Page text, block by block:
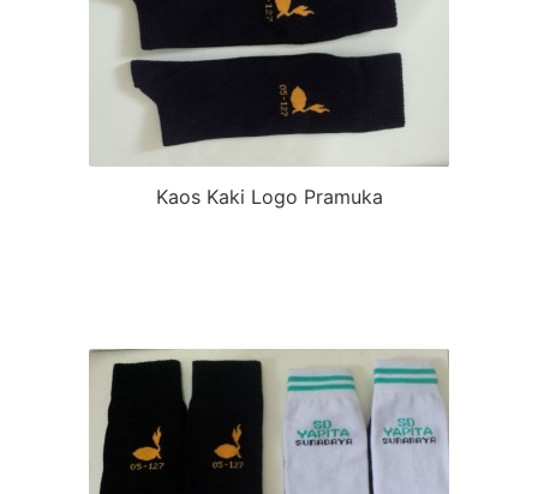
Kaos Kaki Logo Pramuka